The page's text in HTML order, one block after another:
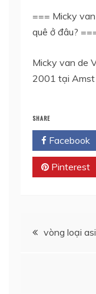
=== Micky
quê ở đâu?
Micky van de
2001 tại Amst
SHARE
Facebook
Pinterest
Điềuvòng loại